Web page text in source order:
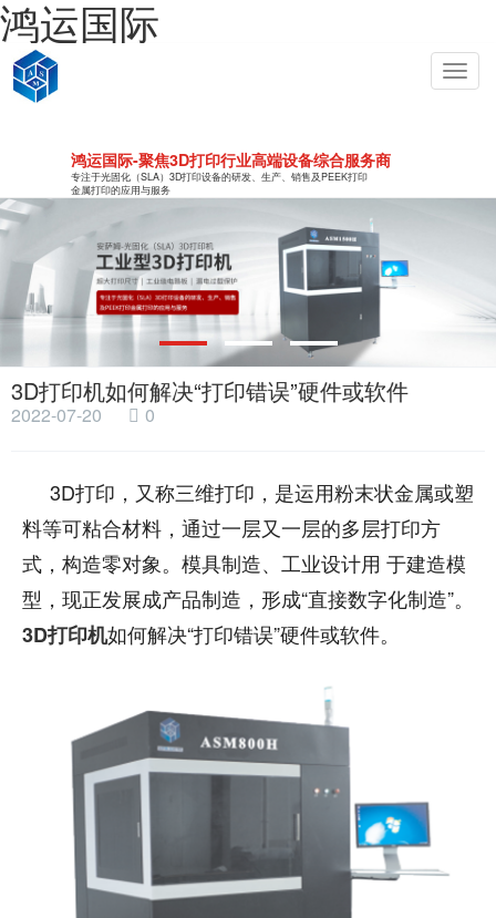
鸿运国际
鸿运国际-聚焦3D打印行业高端设备综合服务商
专注于光固化（SLA）3D打印设备的研发、生产、销售及PEEK打印
金属打印的应用与服务
3D打印机如何解决“打印错误”硬件或软件
2022-07-20 0
3D打印，又称三维打印，是运用粉末状金属或塑
料等可粘合材料，通过一层又一层的多层打印方
式，构造零对象。模具制造、工业设计用 于建造模
型，现正发展成产品制造，形成“直接数字化制造”。
3D打印机如何解决“打印错误”硬件或软件。